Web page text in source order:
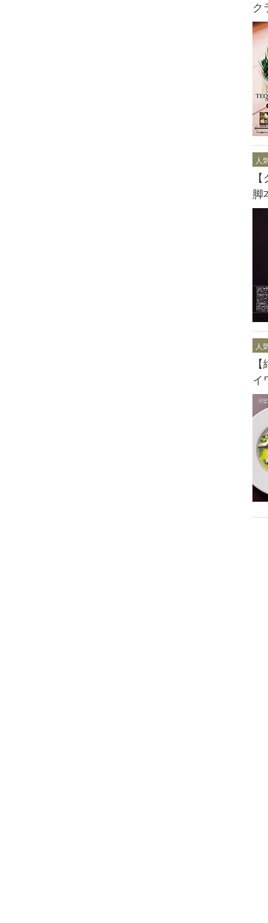
ク
人
脚
人
イ